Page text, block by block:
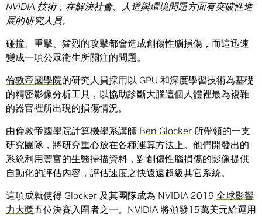
NVIDIA 技術，在解決社會、人道與環境問題方面有突破性進
展的研究人員。
碰撞、重擊、猛烈的攻擊都會造成創傷性腦損傷，而這迅速
變成一項公眾衛生所關注的問題。
倫敦帝國學院的研究人員採用以 GPU 和深度學習技術為基礎
的精密影像分析工具，以協助診斷大腦這個人體裡最為複雜
的器官裡所出現的損傷情況。
由倫敦帝國學院計算機學系講師 Ben Glocker 所帶領的一支
研究團隊，將研究重心放在各種運算方法上。他們開發出的
系統利用豐富的生醫掃描資料，對創傷性腦損傷的影像提供
自動化的評估內容，評估速度之快遠遠超級其它系統。
這項成就使得 Glocker 及其團隊成為 NVIDIA 2016 全球影響
力大獎五位決賽入圍者之一。NVIDIA 將頒發15萬美元給運用